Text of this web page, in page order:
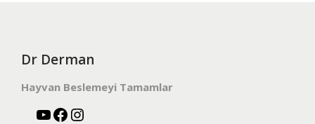
Dr Derman
Hayvan Beslemeyi Tamamlar